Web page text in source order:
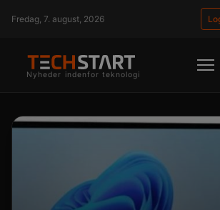
Fredag, 7. august, 2026
Nyheder indenfor teknologi